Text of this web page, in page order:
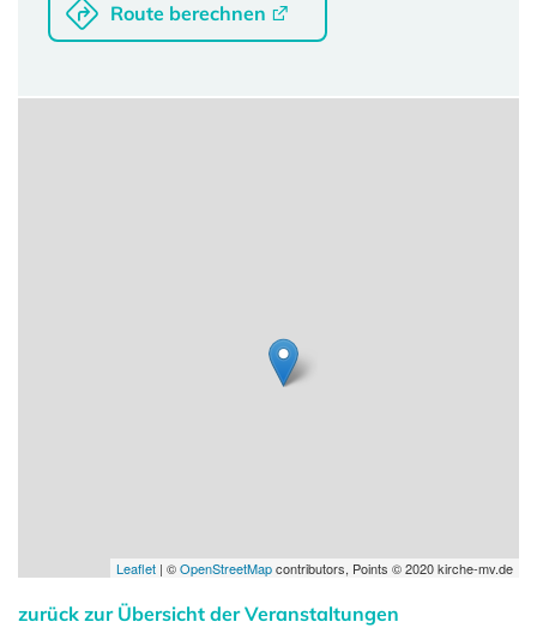
Route berechnen
Leaflet | ©OpenStreetMapcontributors, Points © 2020 kirche-mv.de
zurück zur Übersicht der Veranstaltungen